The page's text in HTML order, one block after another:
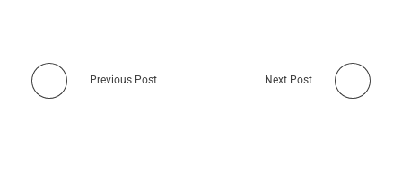
Previous Post Next Post